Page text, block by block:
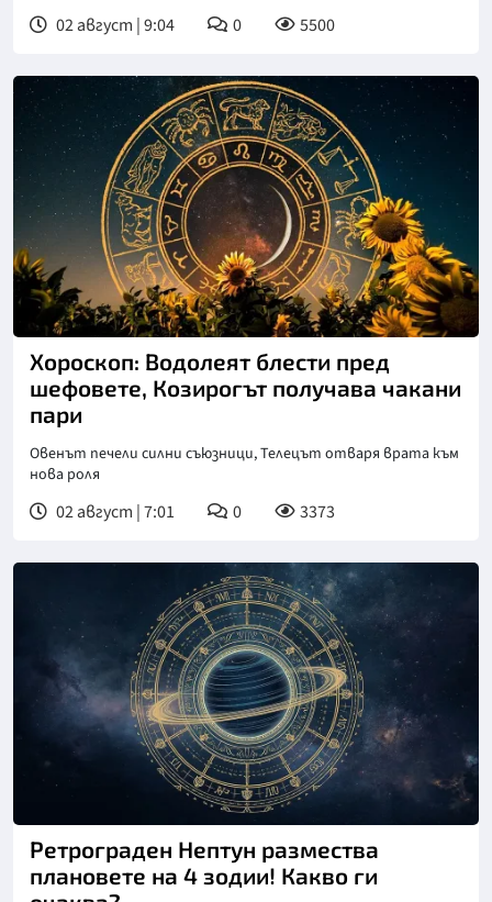
02 август | 9:04 0 5500
Хороскоп: Водолеят блести пред
шефовете, Козирогът получава чакани
пари
Овенът печели силни съюзници, Телецът отваря врата към
нова роля
02 август | 7:01 0 3373
Ретрограден Нептун размества
плановете на 4 зодии! Какво ги